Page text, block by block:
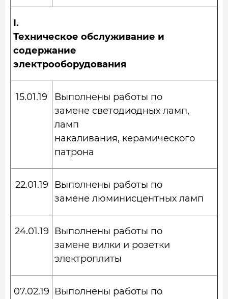
I.
Техническое обслуживание и
содержание
электрооборудования
15.01.19
Выполнены работы по
замене светодиодных ламп,
ламп
накаливания, керамического
патрона
22.01.19
Выполнены работы по
замене люминисцентных ламп
24.01.19
Выполнены работы по
замене вилки и розетки
электроплиты
07.02.19 Выполнены работы по